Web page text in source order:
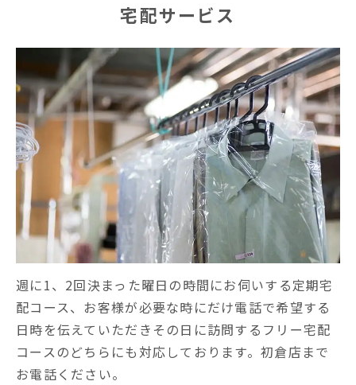
宅配サービス
週に1、2回決まった曜日の時間にお伺いする定期宅
配コース、お客様が必要な時にだけ電話で希望する
日時を伝えていただきその日に訪問するフリー宅配
コースのどちらにも対応しております。初倉店まで
お電話ください。